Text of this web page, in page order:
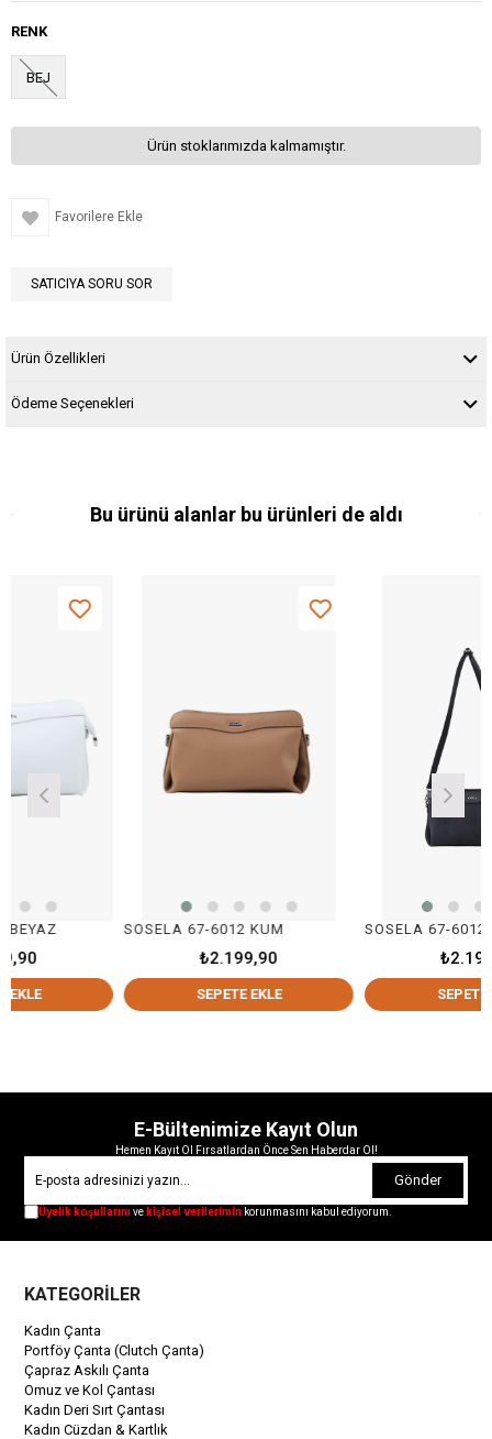
RENK
BEJ
Ürün stoklarımızda kalmamıştır.
Favorilere Ekle
SATICIYA SORU SOR
Ürün Özellikleri
Ödeme Seçenekleri
Bu ürünü alanlar bu ürünleri de aldı
SOSELA 67-6012 KUM
₺2.199,90
SEPETE EKLE
₺2.199,90
SEPETE EKLE
E-Bültenimize Kayıt Olun
Hemen Kayıt Ol Fırsatlardan Önce Sen Haberdar Ol!
Gönder
Üyelik koşullarınıve kişisel verilerimin korunmasını kabul ediyorum.
KATEGORİLER
Kadın Çanta
Portföy Çanta (Clutch Çanta)
Çapraz Askılı Çanta
Omuz ve Kol Çantası
Kadın Deri Sırt Çantası
Kadın Cüzdan & Kartlık